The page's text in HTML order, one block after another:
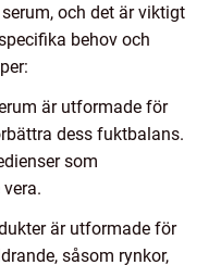
och det är viktigt
behov och
är utformade för
dess fuktbalans.
som
är utformade för
såsom rynkor,